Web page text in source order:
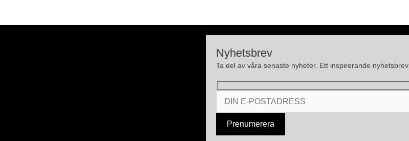
Nyhetsbrev
Ta del av våra senaste nyheter. Ett inspirerande nyhetsbrev